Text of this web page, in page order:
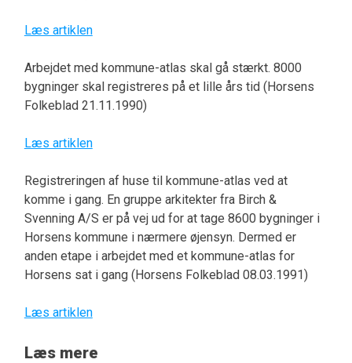
Læs artiklen
Arbejdet med kommune-atlas skal gå stærkt. 8000
bygninger skal registreres på et lille års tid (Horsens
Folkeblad 21.11.1990)
Læs artiklen
Registreringen af huse til kommune-atlas ved at
komme i gang. En gruppe arkitekter fra Birch &
Svenning A/S er på vej ud for at tage 8600 bygninger i
Horsens kommune i nærmere øjensyn. Dermed er
anden etape i arbejdet med et kommune-atlas for
Horsens sat i gang (Horsens Folkeblad 08.03.1991)
Læs artiklen
Læs mere